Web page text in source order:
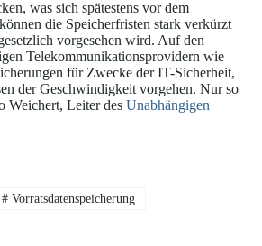
was sich spätestens vor dem
die Speicherfristen stark verkürzt
vorgesehen wird. Auf den
Telekommunikationsprovidern wie
für Zwecke der IT-Sicherheit,
der Geschwindigkeit vorgehen. Nur so
Weichert, Leiter des Unabhängigen
# Vorratsdatenspeicherung